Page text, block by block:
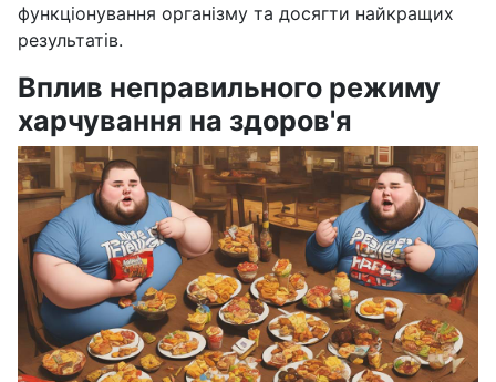
функціонування організму та досягти найкращих
результатів.
Вплив неправильного режиму
харчування на здоров'я